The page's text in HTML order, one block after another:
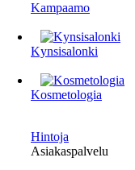
Kampaamo
Kynsisalonki
Kosmetologia
Hintoja
Asiakaspalvelu